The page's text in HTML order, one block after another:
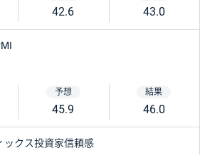
42.6 43.0
45.9 46.0
ックス投資家信頼感